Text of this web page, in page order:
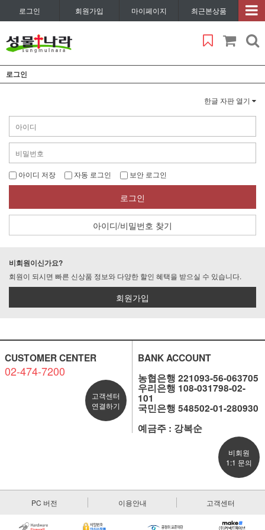
로그인 회원가입 마이페이지 최근본상품
로그인
한글 자판 열기
아이디 저장 자동 로그인 보안 로그인
로그인
아이디/비밀번호 찾기
비회원이신가요?
회원이 되시면 빠른 신상품 정보와 다양한 할인 혜택을 받으실 수 있습니다.
회원가입
CUSTOMER CENTER
02-474-7200
고객센터
연결하기
BANK ACCOUNT
농협은행 221093-56-063705
우리은행 108-031798-02-
101
국민은행 548502-01-280930
예금주 : 강복순
비회원
1:1 문의
PC 버전 이용안내 고객센터